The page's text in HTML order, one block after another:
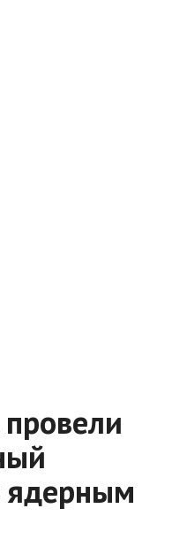
ядерным